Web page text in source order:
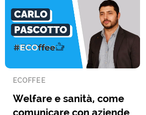
ECOFFEE
Welfare e sanità, come
comunicare con aziende